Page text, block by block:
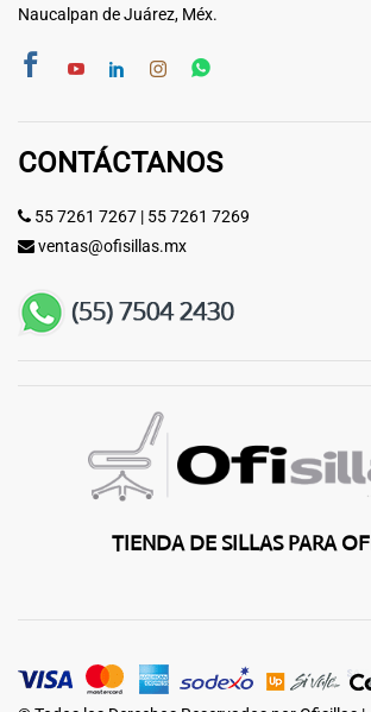
Naucalpan de Juárez, Méx.
CONTÁCTANOS
55 7261 7267 | 55 7261 7269
ventas@ofisillas.mx
TIENDA DE SILLAS PARA